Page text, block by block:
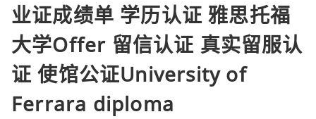
业证成绩单 学历认证 雅思托福
大学Offer 留信认证 真实留服认
证 使馆公证University of
Ferrara diploma